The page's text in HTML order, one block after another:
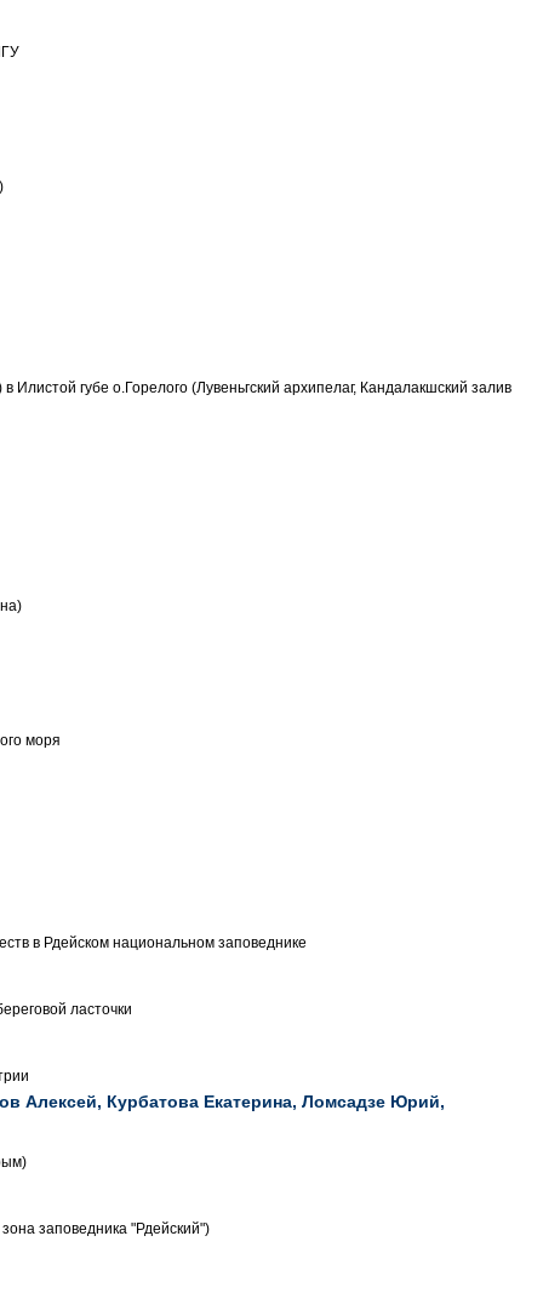
губе о.Горелого (Лувеньгский архипелаг, Кандалакшский залив
моря
в Рдейском национальном заповеднике
ласточки
Алексей, Курбатова Екатерина, Ломсадзе Юрий,
заповедника "Рдейский")